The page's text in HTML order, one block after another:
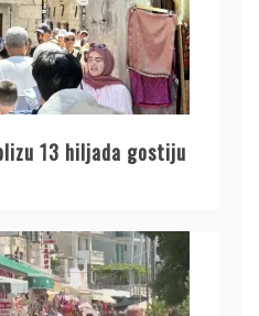
13 hiljada gostiju